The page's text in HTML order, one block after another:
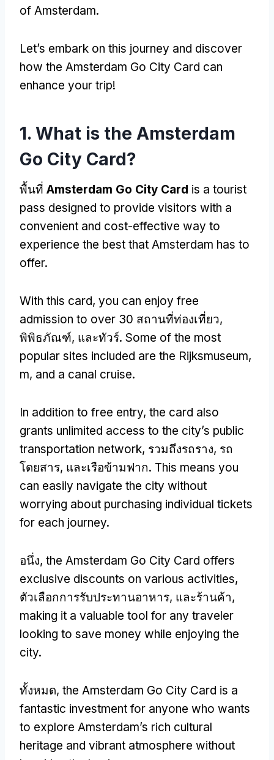
of Amsterdam.
Let’s embark on this journey and discover
how the Amsterdam Go City Card can
enhance your trip!
1. What is the Amsterdam
Go City Card?
พื้นที่ Amsterdam Go City Card is a tourist
pass designed to provide visitors with a
convenient and cost-effective way to
experience the best that Amsterdam has to
offer.
With this card, you can enjoy free
admission to over 30 สถานที่ท่องเที่ยว,
พิพิธภัณฑ์, และทัวร์. Some of the most
popular sites included are the Rijksmuseum,
m, and a canal cruise.
In addition to free entry, the card also
grants unlimited access to the city’s public
transportation network, รวมถึงรถราง, รถ
โดยสาร, และเรือข้ามฟาก. This means you
can easily navigate the city without
worrying about purchasing individual tickets
for each journey.
อนึ่ง, the Amsterdam Go City Card offers
exclusive discounts on various activities,
ตัวเลือกการรับประทานอาหาร, และร้านค้า,
making it a valuable tool for any traveler
looking to save money while enjoying the
city.
ทั้งหมด, the Amsterdam Go City Card is a
fantastic investment for anyone who wants
to explore Amsterdam’s rich cultural
heritage and vibrant atmosphere without